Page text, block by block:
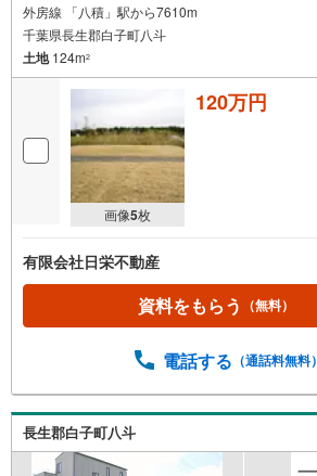
外房線 「八積」駅から7610m
千葉県長生郡白子町八斗
土地124m2
画像5枚
120万円
有限会社日栄不動産
資料をもらう （無料）
電話する （通話料無料）
長生郡白子町八斗